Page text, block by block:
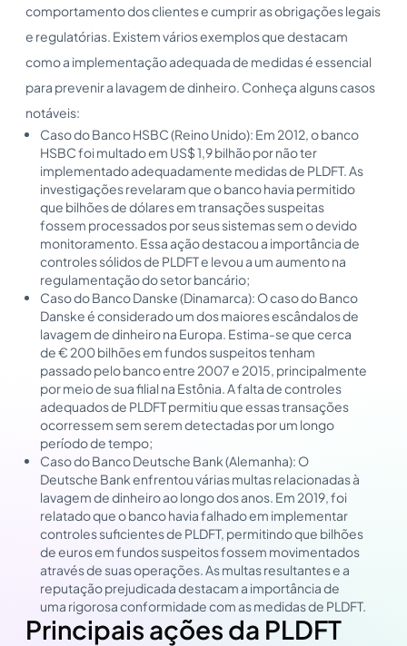
comportamento dos clientes e cumprir as obrigações legais
e regulatórias. Existem vários exemplos que destacam
como a implementação adequada de medidas é essencial
para prevenir a lavagem de dinheiro. Conheça alguns casos
notáveis:
Caso do Banco HSBC (Reino Unido): Em 2012, o banco
HSBC foi multado em US$ 1,9 bilhão por não ter
implementado adequadamente medidas de PLDFT. As
investigações revelaram que o banco havia permitido
que bilhões de dólares em transações suspeitas
fossem processados por seus sistemas sem o devido
monitoramento. Essa ação destacou a importância de
controles sólidos de PLDFT e levou a um aumento na
regulamentação do setor bancário;
Caso do Banco Danske (Dinamarca): O caso do Banco
Danske é considerado um dos maiores escândalos de
lavagem de dinheiro na Europa. Estima-se que cerca
de € 200 bilhões em fundos suspeitos tenham
passado pelo banco entre 2007 e 2015, principalmente
por meio de sua filial na Estônia. A falta de controles
adequados de PLDFT permitiu que essas transações
ocorressem sem serem detectadas por um longo
período de tempo;
Caso do Banco Deutsche Bank (Alemanha): O
Deutsche Bank enfrentou várias multas relacionadas à
lavagem de dinheiro ao longo dos anos. Em 2019, foi
relatado que o banco havia falhado em implementar
controles suficientes de PLDFT, permitindo que bilhões
de euros em fundos suspeitos fossem movimentados
através de suas operações. As multas resultantes e a
reputação prejudicada destacam a importância de
uma rigorosa conformidade com as medidas de PLDFT.
Principais ações da PLDFT